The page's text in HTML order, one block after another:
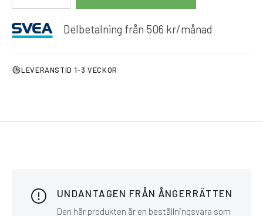
Delbetalning från 506 kr/månad
LEVERANSTID 1-3 VECKOR
UNDANTAGEN FRÅN ÅNGERRÄTTEN
Den här produkten är en beställningsvara som